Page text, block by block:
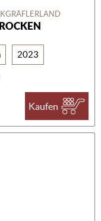
2023
Kaufen